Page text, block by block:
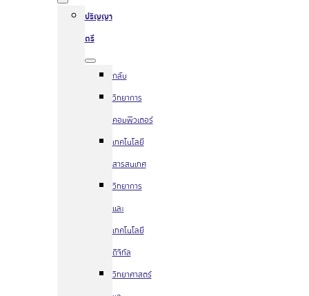
ปริญญา
ตรี
กลับ
วิทยาการ
คอมพิวเตอร์
เทคโนโลยี
สารสนเทศ
วิทยาการ
และ
เทคโนโลยี
ดิจิทัล
วิทยาศาสตร์